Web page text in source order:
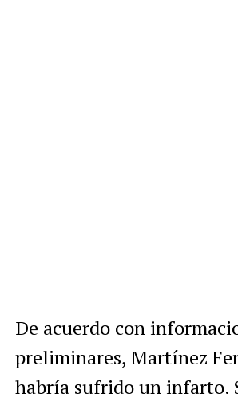
De acuerdo con
preliminares, Martínez
habría sufrido un infarto.